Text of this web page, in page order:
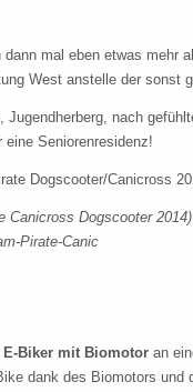
mal eben etwas mehr
West anstelle der sonst
Jugendherberg, nach
eine Seniorenresidenz!
Dogscooter/Canicross
Canicross Dogscooter 2014)
E-Biker mit Biomotor an
dank des Biomotors